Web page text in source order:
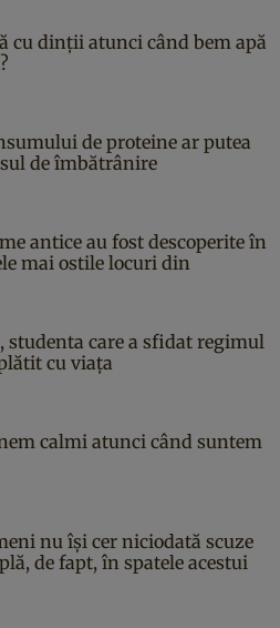
cu dinții atunci când bem apă
de proteine ar putea
de îmbătrânire
antice au fost descoperite în
mai ostile locuri din
studenta care a sfidat regimul
cu viața
calmi atunci când suntem
nu își cer niciodată scuze
de fapt, în spatele acestui